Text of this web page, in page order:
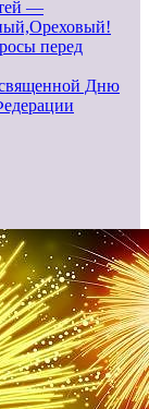
—
перед
Дню